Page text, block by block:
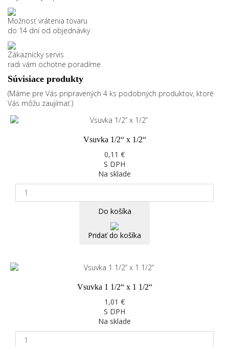
Možnosť vrátenia tovaru
do 14 dní od objednávky
Zákaznícky servis
radi vám ochotne poradíme
Súvisiace produkty
(Máme pre Vás pripravených 4 ks podobných produktov, ktoré
Vás môžu zaujímať.)
Vsuvka 1/2“ x 1/2“
0,11 €
S DPH
Na sklade
Do košíka
Pridať do košíka
Vsuvka 1 1/2“ x 1 1/2“
1,01 €
S DPH
Na sklade